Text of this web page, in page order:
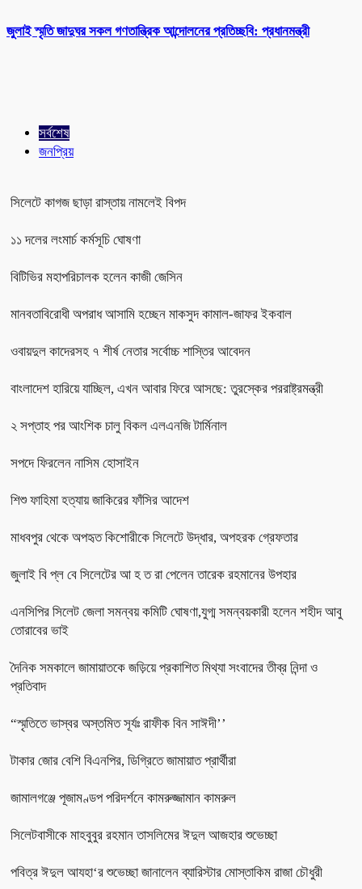
জুলাই স্মৃতি জাদুঘর সকল গণতান্ত্রিক আন্দোলনের প্রতিচ্ছবি: প্রধানমন্ত্রী
সর্বশেষ
জনপ্রিয়
সিলেটে কাগজ ছাড়া রাস্তায় নামলেই বিপদ
১১ দলের লংমার্চ কর্মসূচি ঘোষণা
বিটিভির মহাপরিচালক হলেন কাজী জেসিন
মানবতাবিরোধী অপরাধ আসামি হচ্ছেন মাকসুদ কামাল-জাফর ইকবাল
ওবায়দুল কাদেরসহ ৭ শীর্ষ নেতার সর্বোচ্চ শাস্তির আবেদন
বাংলাদেশ হারিয়ে যাচ্ছিল, এখন আবার ফিরে আসছে: তুরস্কের পররাষ্ট্রমন্ত্রী
২ সপ্তাহ পর আংশিক চালু বিকল এলএনজি টার্মিনাল
সপদে ফিরলেন নাসিম হোসাইন
শিশু ফাহিমা হত্যায় জাকিরের ফাঁসির আদেশ
মাধবপুর থেকে অপহৃত কিশোরীকে সিলেটে উদ্ধার, অপহরক গ্রেফতার
জুলাই বি প্ল বে সিলেটের আ হ ত রা পেলেন তারেক রহমানের উপহার
এনসিপির সিলেট জেলা সমন্বয় কমিটি ঘোষণা,যুগ্ম সমন্বয়কারী হলেন শহীদ আবু
তোরাবের ভাই
দৈনিক সমকালে জামায়াতকে জড়িয়ে প্রকাশিত মিথ্যা সংবাদের তীব্র নিন্দা ও
প্রতিবাদ
“স্মৃতিতে ভাস্বর অস্তমিত সূর্যঃ রাফীক বিন সাঈদী’’
টাকার জোর বেশি বিএনপির, ডিগ্রিতে জামায়াত প্রার্থীরা
জামালগঞ্জে পূজামণ্ডপ পরিদর্শনে কামরুজ্জামান কামরুল
সিলেটবাসীকে মাহবুবুর রহমান তাসলিমের ঈদুল আজহার শুভেচ্ছা
পবিত্র ঈদুল আযহা‘র শুভেচ্ছা জানালেন ব্যারিস্টার মোস্তাকিম রাজা চৌধুরী